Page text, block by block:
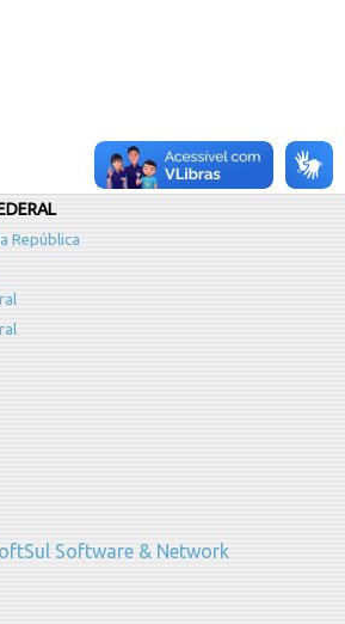
República
Software & Network